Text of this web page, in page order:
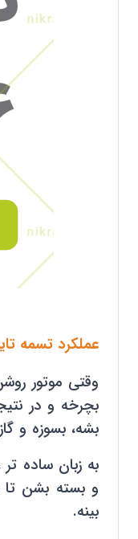
عملکرد تسمه تایم
وقتی موتور
بچرخه و در
بشه، بسوزه و
به زبان ساده
و بسته بشن
بینه.